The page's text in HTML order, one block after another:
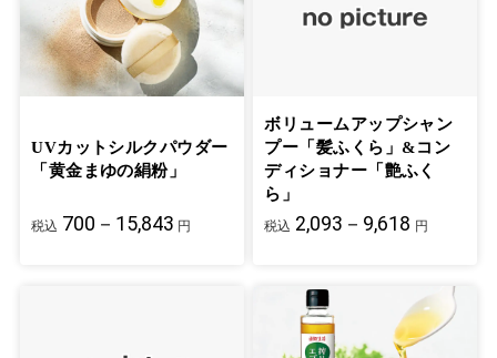
UVカットシルクパウダー
「黄金まゆの絹粉」
税込 700－15,843 円
ボリュームアップシャン
プー「髪ふくら」&コン
ディショナー「艶ふく
ら」
税込 2,093－9,618 円